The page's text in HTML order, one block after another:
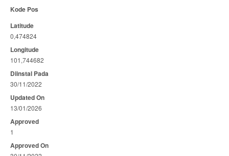
Kode Pos
Latitude
0,474824
Longitude
101,744682
Diinstal Pada
30/11/2022
Updated On
13/01/2026
Approved
1
Approved On